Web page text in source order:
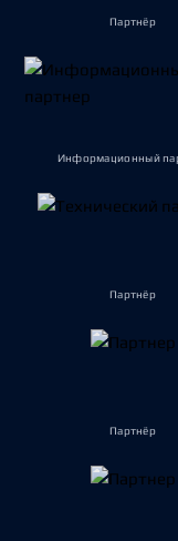
Партнёр
Информационный
Партнёр
Партнёр